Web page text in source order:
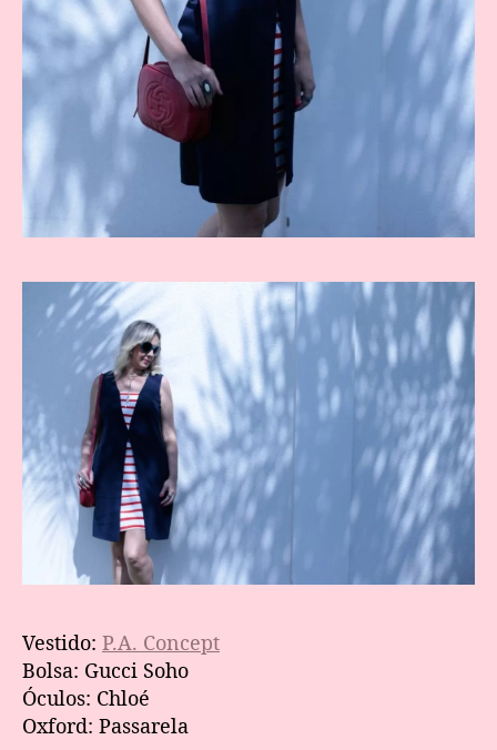
Vestido: P.A. Concept
Bolsa: Gucci Soho
Óculos: Chloé
Oxford: Passarela